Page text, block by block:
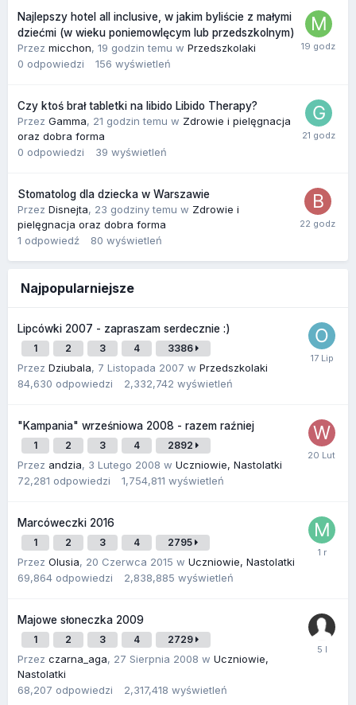
Najlepszy hotel all inclusive, w jakim byliście z małymi
dziećmi (w wieku poniemowlęcym lub przedszkolnym)
Przez micchon, 19 godzin temu w Przedszkolaki
0 odpowiedzi 156 wyświetleń
Czy ktoś brał tabletki na libido Libido Therapy?
Przez Gamma, 21 godzin temu w Zdrowie i pielęgnacja
oraz dobra forma
0 odpowiedzi 39 wyświetleń
Stomatolog dla dziecka w Warszawie
Przez Disnejta, 23 godziny temu w Zdrowie i
pielęgnacja oraz dobra forma
1 odpowiedź 80 wyświetleń
Najpopularniejsze
Lipcówki 2007 - zapraszam serdecznie :)
1 2 3 4 3386
Przez Dziubala, 7 Listopada 2007 w Przedszkolaki
84,630 odpowiedzi 2,332,742 wyświetleń
"Kampania" wrześniowa 2008 - razem raźniej
1 2 3 4 2892
Przez andzia, 3 Lutego 2008 w Uczniowie, Nastolatki
72,281 odpowiedzi 1,754,811 wyświetleń
Marcóweczki 2016
1 2 3 4 2795
Przez Olusia, 20 Czerwca 2015 w Uczniowie, Nastolatki
69,864 odpowiedzi 2,838,885 wyświetleń
Majowe słoneczka 2009
1 2 3 4 2729
Przez czarna_aga, 27 Sierpnia 2008 w Uczniowie,
Nastolatki
68,207 odpowiedzi 2,317,418 wyświetleń